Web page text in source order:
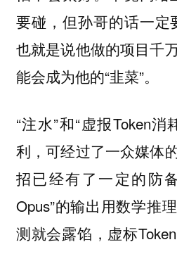
要碰，但孙哥的话一定
也就是说他做的项目千
能会成为他的“韭菜”。
“注水”和“虚报Token
利，可经过了一众媒体
招已经有了一定的防
Opus”的输出用数学推
测就会露馅，虚标